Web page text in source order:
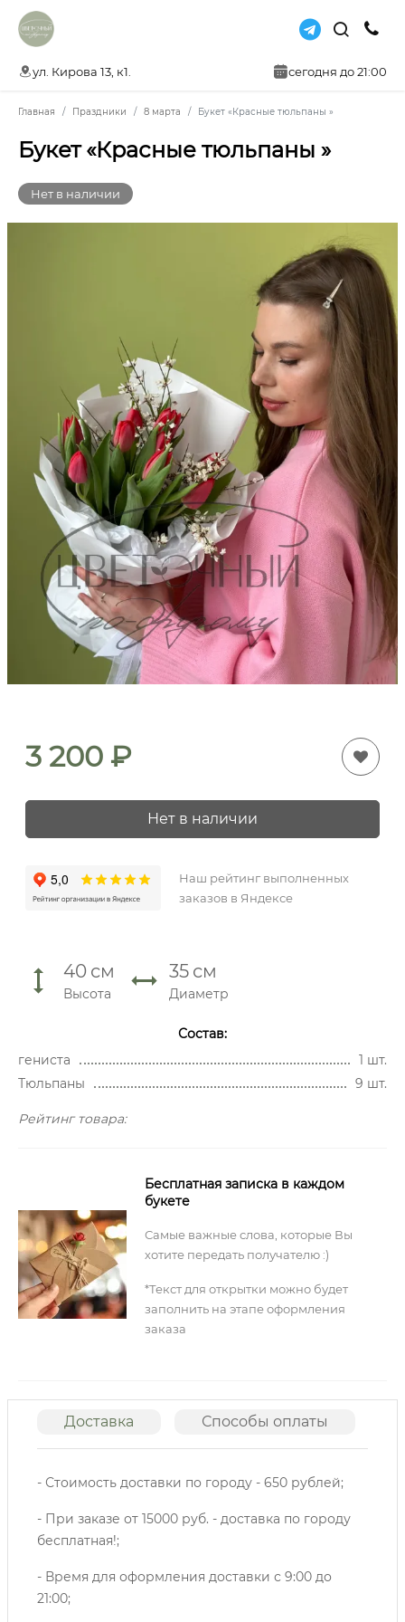
ул. Кирова 13, к1. сегодня до 21:00
Главная Праздники 8 марта Букет «Красные тюльпаны »
Букет «Красные тюльпаны »
Нет в наличии
3 200 ₽
Нет в наличии
Наш рейтинг выполненных
заказов в Яндексе
40 см
Высота
35 см
Диаметр
Состав:
гениста
1 шт.
Тюльпаны
9 шт.
Рейтинг товара:
Бесплатная записка в каждом
букете
Самые важные слова, которые Вы
хотите передать получателю :)
*Текст для открытки можно будет
заполнить на этапе оформления
заказа
Доставка Способы оплаты
- Стоимость доставки по городу - 650 рублей;
- При заказе от 15000 руб. - доставка по городу
бесплатная!;
- Время для оформления доставки с 9:00 до
21:00;